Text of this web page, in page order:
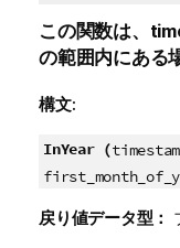
この関数は、
の範囲内にある
構文:
InYear (
戻り値データ型：